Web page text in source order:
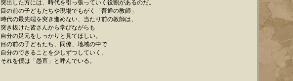
突出した方には、時代を引っ張っていく役割があるのだ。
目の前の子どもたちや現場でもがく「普通の教師」
時代の最先端を突き進めない、当たり前の教師は、
突き抜けた皆さんから学びながらも
自分の足元をしっかりと見てほしい。
目の前の子どもたち、同僚、地域の中で
自分のできることを少しずつしていく。
それを僕は「愚直」と呼んでいる。